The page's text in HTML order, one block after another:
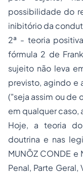
possibilidade do
inibitório da
2ª - teoria
fórmula 2 de
sujeito não leva
previsto, agindo e
("seja assim ou de
em qualquer caso,
Hoje, a teoria
doutrina e nas
MUNÕZ CONDE e
Penal, Parte Geral,